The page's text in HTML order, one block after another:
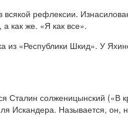
рефлексии.
как же. «Я как все».
«Республики Шкид». У
Сталин солженицынский («В
Искандера. Называется,